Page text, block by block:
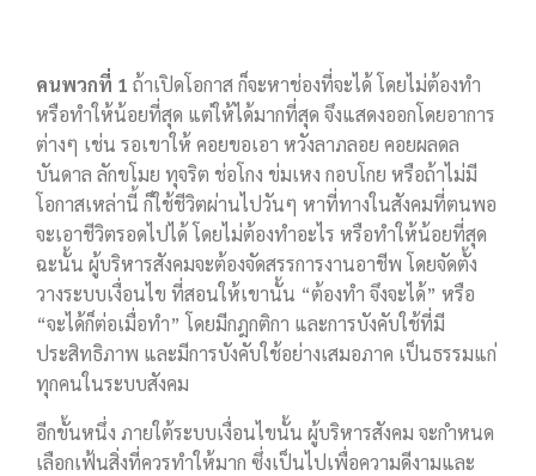
คนพวกที่ 1 ถ้าเปิดโอกาส ก็จะหาช่องที่จะได้ โดยไม่ต้องทำ
หรือทำให้น้อยที่สุด แต่ให้ได้มากที่สุด จึงแสดงออกโดยอาการ
ต่างๆ เช่น รอเขาให้ คอยขอเอา หวังลาภลอย คอยผลดล
บันดาล ลักขโมย ทุจริต ช่อโกง ข่มเหง กอบโกย หรือถ้าไม่มี
โอกาสเหล่านี้ ก็ใช้ชีวิตผ่านไปวันๆ หาที่ทางในสังคมที่ตนพอ
จะเอาชีวิตรอดไปได้ โดยไม่ต้องทำอะไร หรือทำให้น้อยที่สุด
ฉะนั้น ผู้บริหารสังคมจะต้องจัดสรรการงานอาชีพ โดยจัดตั้ง
วางระบบเงื่อนไข ที่สอนให้เขานั้น “ต้องทำ จึงจะได้” หรือ
“จะได้ก็ต่อเมื่อทำ” โดยมีกฎกติกา และการบังคับใช้ที่มี
ประสิทธิภาพ และมีการบังคับใช้อย่างเสมอภาค เป็นธรรมแก่
ทุกคนในระบบสังคม
อีกขั้นหนึ่ง ภายใต้ระบบเงื่อนไขนั้น ผู้บริหารสังคม จะกำหนด
เลือกเฟ้นสิ่งที่ควรทำให้มาก ซึ่งเป็นไปเพื่อความดีงามและ